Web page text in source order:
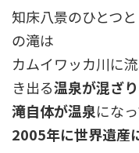
知床八景のひとつ
の滝は
カムイワッカ川に
き出る温泉が混ざり
滝自体が温泉にな
2005年に世界遺産